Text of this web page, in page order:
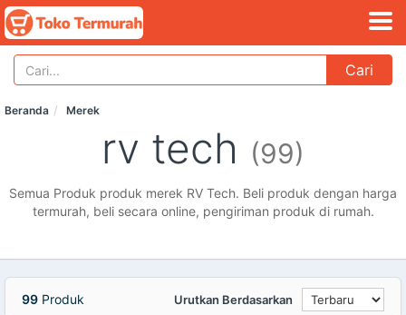
Cari
Beranda Merek
rv tech (99)
Semua Produk produk merek RV Tech. Beli produk dengan harga
termurah, beli secara online, pengiriman produk di rumah.
99 Produk Urutkan Berdasarkan